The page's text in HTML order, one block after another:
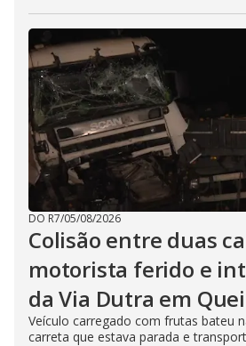
DO R7/05/08/2026
Colisão entre duas
motorista ferido e
da Via Dutra em
Veículo carregado com frutas bateu
carreta que estava parada e